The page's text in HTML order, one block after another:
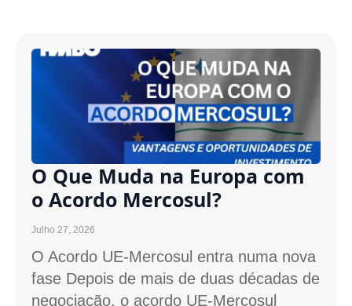
O Que Muda na Europa com
o Acordo Mercosul?
Julho 27, 2026
O Acordo UE-Mercosul entra numa nova
fase Depois de mais de duas décadas de
negociação, o acordo UE-Mercosul